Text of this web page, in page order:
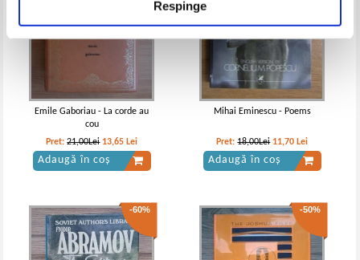
Respinge
Emile Gaboriau - La corde au
cou
Pret:21,00Lei 13,65 Lei
Adaugă în coș
Mihai Eminescu - Poems
Pret:18,00Lei 11,70 Lei
Adaugă în coș
-60% -50%